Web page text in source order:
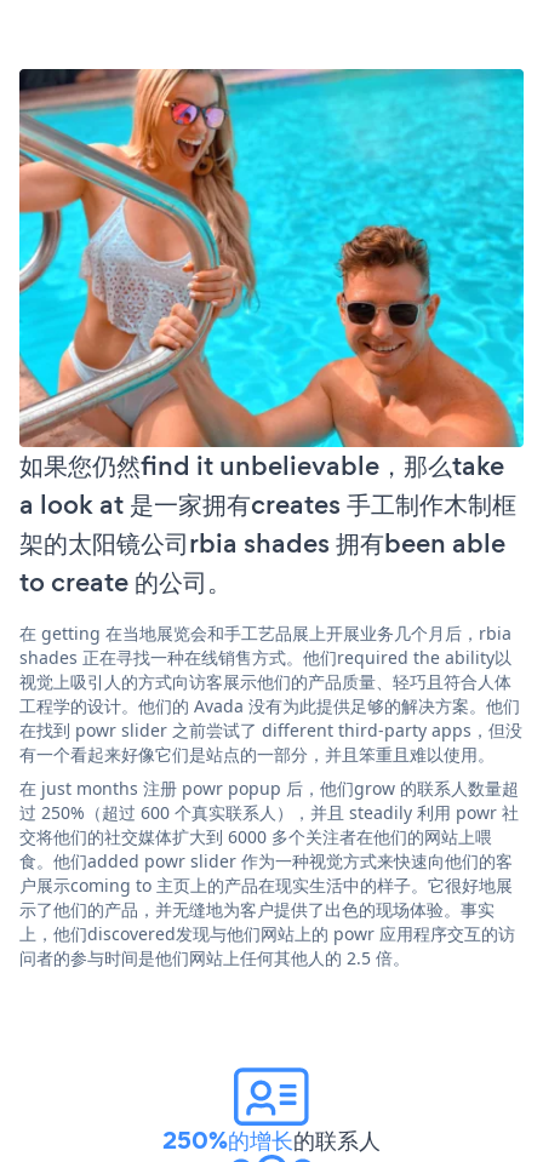
如果您仍然find it unbelievable，那么take
a look at 是一家拥有creates 手工制作木制框
架的太阳镜公司rbia shades 拥有been able
to create 的公司。
在 getting 在当地展览会和手工艺品展上开展业务几个月后，rbia
shades 正在寻找一种在线销售方式。他们required the ability以
视觉上吸引人的方式向访客展示他们的产品质量、轻巧且符合人体
工程学的设计。他们的 Avada 没有为此提供足够的解决方案。他们
在找到 powr slider 之前尝试了 different third-party apps，但没
有一个看起来好像它们是站点的一部分，并且笨重且难以使用。
在 just months 注册 powr popup 后，他们grow 的联系人数量超
过 250%（超过 600 个真实联系人），并且 steadily 利用 powr 社
交将他们的社交媒体扩大到 6000 多个关注者在他们的网站上喂
食。他们added powr slider 作为一种视觉方式来快速向他们的客
户展示coming to 主页上的产品在现实生活中的样子。它很好地展
示了他们的产品，并无缝地为客户提供了出色的现场体验。事实
上，他们discovered发现与他们网站上的 powr 应用程序交互的访
问者的参与时间是他们网站上任何其他人的 2.5 倍。
250%的增长的联系人